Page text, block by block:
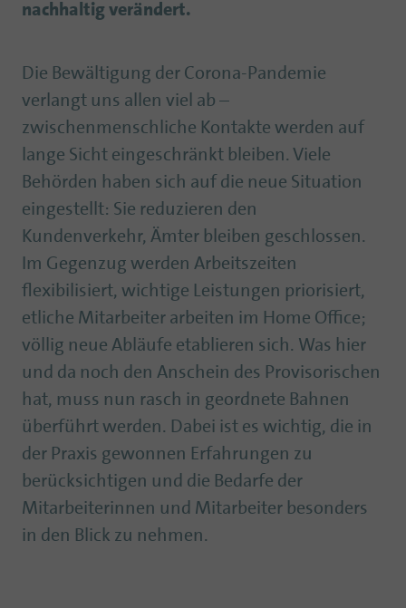
nachhaltig verändert.
Die Bewältigung der Corona-Pandemie
verlangt uns allen viel ab –
zwischenmenschliche Kontakte werden auf
lange Sicht eingeschränkt bleiben. Viele
Behörden haben sich auf die neue Situation
eingestellt: Sie reduzieren den
Kundenverkehr, Ämter bleiben geschlossen.
Im Gegenzug werden Arbeitszeiten
flexibilisiert, wichtige Leistungen priorisiert,
etliche Mitarbeiter arbeiten im Home Office;
völlig neue Abläufe etablieren sich. Was hier
und da noch den Anschein des Provisorischen
hat, muss nun rasch in geordnete Bahnen
überführt werden. Dabei ist es wichtig, die in
der Praxis gewonnen Erfahrungen zu
berücksichtigen und die Bedarfe der
Mitarbeiterinnen und Mitarbeiter besonders
in den Blick zu nehmen.